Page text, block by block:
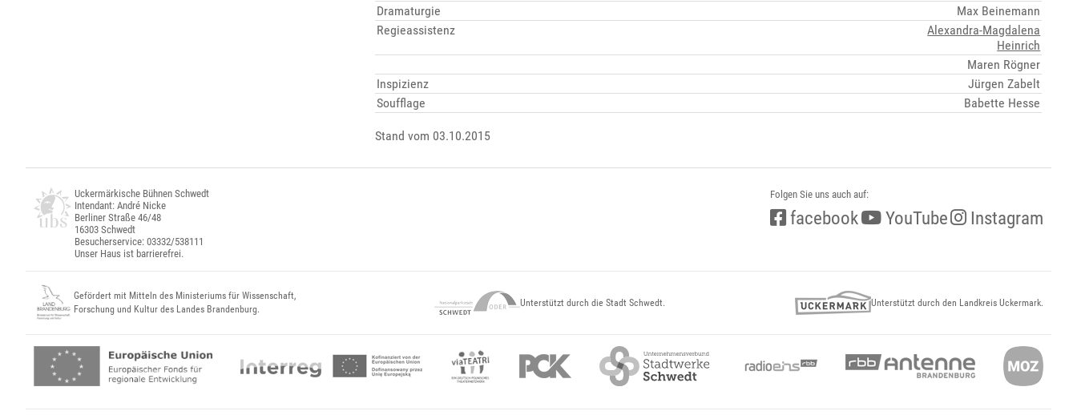
Dramaturgie
Max Beinemann
Regieassistenz
Alexandra-Magdalena
Heinrich
Maren Rögner
Inspizienz
Jürgen Zabelt
Soufflage
Babette Hesse
Stand vom 03.10.2015
Uckermärkische Bühnen Schwedt
Intendant: André Nicke
Berliner Straße 46/48
16303 Schwedt
Besucherservice: 03332/538111
Unser Haus ist barrierefrei.
Folgen Sie uns auch auf:
facebook YouTube Instagram
Gefördert mit Mitteln des Ministeriums für Wissenschaft,
Forschung und Kultur des Landes Brandenburg.
Unterstützt durch die Stadt Schwedt. Unterstützt durch den Landkreis Uckermark.